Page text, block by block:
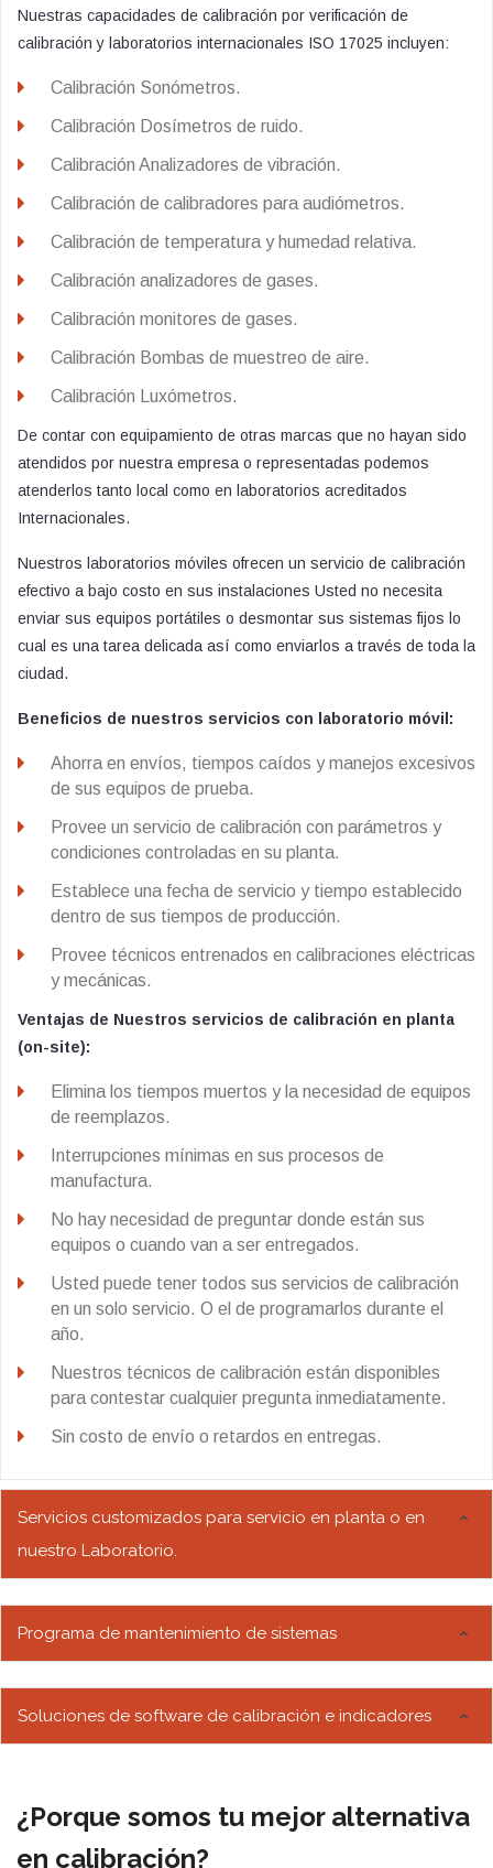
Nuestras capacidades de calibración por verificación de
calibración y laboratorios internacionales ISO 17025 incluyen:
Calibración Sonómetros.
Calibración Dosímetros de ruido.
Calibración Analizadores de vibración.
Calibración de calibradores para audiómetros.
Calibración de temperatura y humedad relativa.
Calibración analizadores de gases.
Calibración monitores de gases.
Calibración Bombas de muestreo de aire.
Calibración Luxómetros.
De contar con equipamiento de otras marcas que no hayan sido
atendidos por nuestra empresa o representadas podemos
atenderlos tanto local como en laboratorios acreditados
Internacionales.
Nuestros laboratorios móviles ofrecen un servicio de calibración
efectivo a bajo costo en sus instalaciones Usted no necesita
enviar sus equipos portátiles o desmontar sus sistemas fijos lo
cual es una tarea delicada así como enviarlos a través de toda la
ciudad.
Beneficios de nuestros servicios con laboratorio móvil:
Ahorra en envíos, tiempos caídos y manejos excesivos
de sus equipos de prueba.
Provee un servicio de calibración con parámetros y
condiciones controladas en su planta.
Establece una fecha de servicio y tiempo establecido
dentro de sus tiempos de producción.
Provee técnicos entrenados en calibraciones eléctricas
y mecánicas.
Ventajas de Nuestros servicios de calibración en planta
(on-site):
Elimina los tiempos muertos y la necesidad de equipos
de reemplazos.
Interrupciones mínimas en sus procesos de
manufactura.
No hay necesidad de preguntar donde están sus
equipos o cuando van a ser entregados.
Usted puede tener todos sus servicios de calibración
en un solo servicio. O el de programarlos durante el
año.
Nuestros técnicos de calibración están disponibles
para contestar cualquier pregunta inmediatamente.
Sin costo de envío o retardos en entregas.
Servicios customizados para servicio en planta o en
nuestro Laboratorio.
Programa de mantenimiento de sistemas
Soluciones de software de calibración e indicadores
¿Porque somos tu mejor alternativa
en calibración?